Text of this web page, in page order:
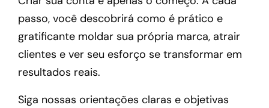
passo, você descobrirá como é prático e
gratificante moldar sua própria marca, atrair
clientes e ver seu esforço se transformar em
resultados reais.
Siga nossas orientações claras e objetivas